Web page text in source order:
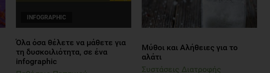
INFOGRAPHIC
Όλα όσα θέλετε να μάθετε για
τη δυσκοιλιότητα, σε ένα
infographic
Μύθοι και Αλήθειες για το
αλάτι
Συστάσεις Διατροφής